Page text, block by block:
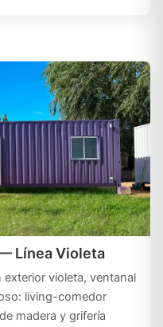
Línea Violeta
violeta, ventanal
living-comedor
madera y grifería